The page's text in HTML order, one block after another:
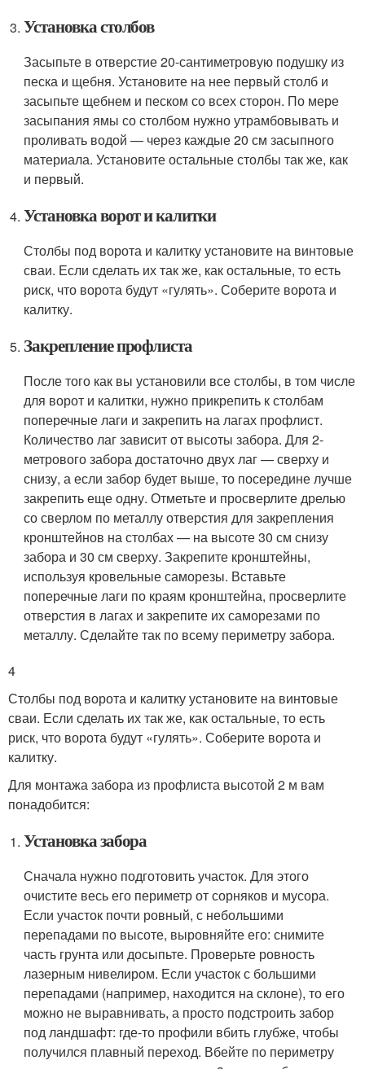
Установка столбов
Засыпьте в отверстие 20-сантиметровую подушку из
песка и щебня. Установите на нее первый столб и
засыпьте щебнем и песком со всех сторон. По мере
засыпания ямы со столбом нужно утрамбовывать и
проливать водой — через каждые 20 см засыпного
материала. Установите остальные столбы так же, как
и первый.
Установка ворот и калитки
Столбы под ворота и калитку установите на винтовые
сваи. Если сделать их так же, как остальные, то есть
риск, что ворота будут «гулять». Соберите ворота и
калитку.
Закрепление профлиста
После того как вы установили все столбы, в том числе
для ворот и калитки, нужно прикрепить к столбам
поперечные лаги и закрепить на лагах профлист.
Количество лаг зависит от высоты забора. Для 2-
метрового забора достаточно двух лаг — сверху и
снизу, а если забор будет выше, то посередине лучше
закрепить еще одну. Отметьте и просверлите дрелью
со сверлом по металлу отверстия для закрепления
кронштейнов на столбах — на высоте 30 см снизу
забора и 30 см сверху. Закрепите кронштейны,
используя кровельные саморезы. Вставьте
поперечные лаги по краям кронштейна, просверлите
отверстия в лагах и закрепите их саморезами по
металлу. Сделайте так по всему периметру забора.
4
Столбы под ворота и калитку установите на винтовые
сваи. Если сделать их так же, как остальные, то есть
риск, что ворота будут «гулять». Соберите ворота и
калитку.
Для монтажа забора из профлиста высотой 2 м вам
понадобится:
Установка забора
Сначала нужно подготовить участок. Для этого
очистите весь его периметр от сорняков и мусора.
Если участок почти ровный, с небольшими
перепадами по высоте, выровняйте его: снимите
часть грунта или досыпьте. Проверьте ровность
лазерным нивелиром. Если участок с большими
перепадами (например, находится на склоне), то его
можно не выравнивать, а просто подстроить забор
под ландшафт: где-то профили вбить глубже, чтобы
получился плавный переход. Вбейте по периметру